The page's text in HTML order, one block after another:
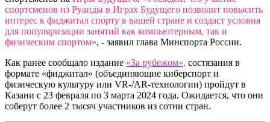
спортсменов из Руанды в Играх Будущего позволит повысить
интерес к фиджитал спорту в вашей стране и создаст условия
для популяризации занятий как компьютерным, так и
физическим спортом», - заявил глава Минспорта России.
Как ранее сообщало издание «За рубежом», состязания в
формате «фиджитал» (объединяющие киберспорт и
физическую культуру или VR-/AR-технологии) пройдут в
Казани с 23 февраля по 3 марта 2024 года. Ожидается, что они
соберут более 2 тысяч участников из сотни стран.